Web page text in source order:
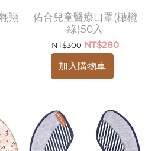
翔
佑合兒童醫療口罩(橄欖
綠)50入
NT$300 NT$280
加入購物車